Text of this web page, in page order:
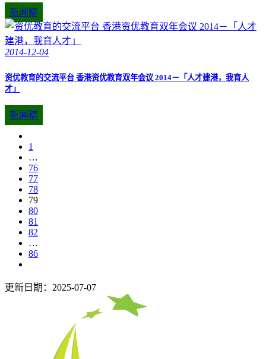
新闻稿
2014-12-04
资优教育的交流平台 香港资优教育双年会议 2014－「人才建港，我育人
才」
新闻稿
1
…
76
77
78
79
80
81
82
…
86
更新日期：2025-07-07